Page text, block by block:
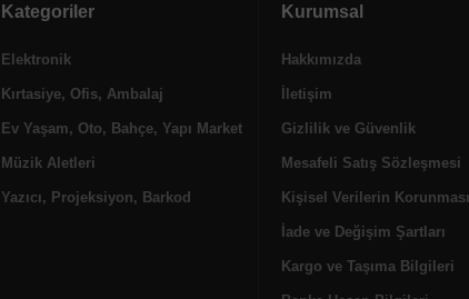
Kategoriler
Elektronik
Kırtasiye, Ofis, Ambalaj
Ev Yaşam, Oto, Bahçe, Yapı Market
Müzik Aletleri
Yazıcı, Projeksiyon, Barkod
Kurumsal
Hakkımızda
İletişim
Gizlilik ve Güvenlik
Mesafeli Satış Sözleşmesi
Kişisel Verilerin Korunması
İade ve Değişim Şartları
Kargo ve Taşıma Bilgileri